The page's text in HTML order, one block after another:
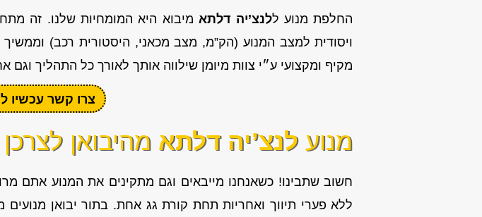
החלפת מנוע ללנצ’יה דלתא מיבוא היא המומחיות שלנו. זה
ויסודית למצב המנוע (הק”מ, מצב מכאני, היסטורית רכב)
מקיף ומקצועי ע״י צוות מיומן שילווה אותך לאורך כל התהליך וגם
צרו קשר עכשיו
מנועלנצ’יה דלתא מהיבואן לצרכן
חשוב שתבינו! כשאנחנו מייבאים וגם מתקינים את המנוע אתם
ללא פערי תיווך ואחריות תחת קורת גג אחת. בתור יבואן